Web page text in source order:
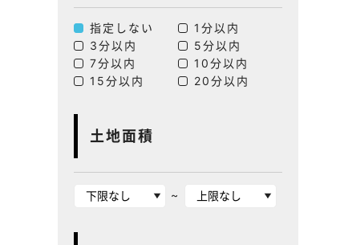
指定しない
1分以内
3分以内
5分以内
7分以内
10分以内
15分以内
20分以内
土地面積
~